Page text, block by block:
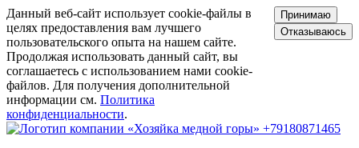
Данный веб-сайт использует cookie-файлы в
целях предоставления вам лучшего
пользовательского опыта на нашем сайте.
Продолжая использовать данный сайт, вы
соглашаетесь с использованием нами cookie-
файлов. Для получения дополнительной
информации см. Политика
конфиденциальности.
Принимаю
Отказываюсь
+79180871465